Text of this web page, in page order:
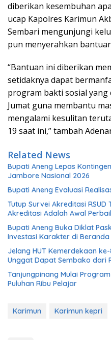
diberikan kesembuhan
ucap Kapolres Karimun
Sembari mengunjungi
pun menyerahkan
“Bantuan ini diberikan
setidaknya dapat
program bakti sosial
Jumat guna membantu
mengalami kesulitan
19 saat ini,” tambah
Related News
Bupati Aneng Lepas
Jambore Nasional 2026
Bupati Aneng Evaluasi
Tutup Survei Akreditasi RSUD
Akreditasi Adalah Awal
Bupati Aneng Buka Diklat
Investasi Karakter di Beranda
Jelang HUT Kemerdekaan
Unggat Dapat Sembako dari
Tanjungpinang Mulai
Puluhan Ribu Pelajar
Karimun Karimun kepri